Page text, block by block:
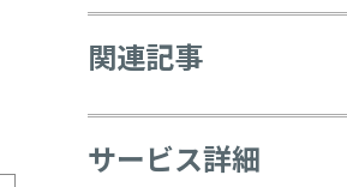
関連記事
サービス詳細